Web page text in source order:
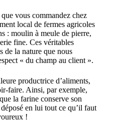
vous commandez chez
local de fermes agricoles
: moulin à meule de pierre,
fine. Ces véritables
de la nature que nous
« du champ au client ».
productrice d’aliments,
faire. Ainsi, par exemple,
la farine conserve son
en lui tout ce qu’il faut
!